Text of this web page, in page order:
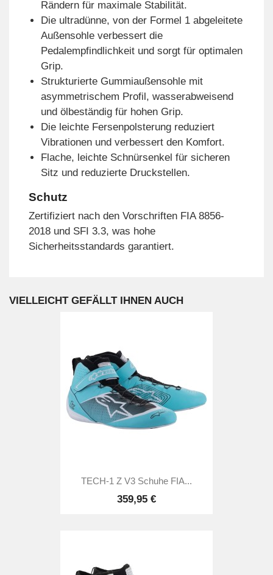
Rändern für maximale Stabilität.
Die ultradünne, von der Formel 1 abgeleitete
Außensohle verbessert die
Pedalempfindlichkeit und sorgt für optimalen
Grip.
Strukturierte Gummiaußensohle mit
asymmetrischem Profil, wasserabweisend
und ölbeständig für hohen Grip.
Die leichte Fersenpolsterung reduziert
Vibrationen und verbessert den Komfort.
Flache, leichte Schnürsenkel für sicheren
Sitz und reduzierte Druckstellen.
Schutz
Zertifiziert nach den Vorschriften FIA 8856-
2018 und SFI 3.3, was hohe
Sicherheitsstandards garantiert.
VIELLEICHT GEFÄLLT IHNEN AUCH
TECH-1 Z V3 Schuhe FIA...
359,95 €